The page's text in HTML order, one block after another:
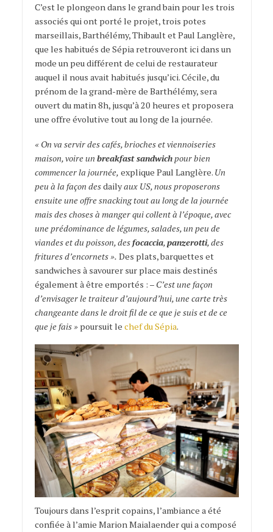
C’est le plongeon dans le grand bain pour les trois
associés qui ont porté le projet, trois potes
marseillais, Barthélémy, Thibault et Paul Langlère,
que les habitués de Sépia retrouveront ici dans un
mode un peu différent de celui de restaurateur
auquel il nous avait habitués jusqu’ici. Cécile, du
prénom de la grand-mère de Barthélémy, sera
ouvert du matin 8h, jusqu’à 20 heures et proposera
une offre évolutive tout au long de la journée.
« On va servir des cafés, brioches et viennoiseries
maison, voire un breakfast sandwichpour bien
commencer la journée, explique Paul Langlère. Un
peu à la façon desdailyaux US, nous proposerons
ensuite une offre snacking tout au long de la journée
mais des choses à manger qui collent à l’époque, avec
une prédominance de légumes, salades, un peu de
viandes et du poisson, desfocaccia,panzerotti, des
fritures d’encornets ». Des plats, barquettes et
sandwiches à savourer sur place mais destinés
également à être emportés : – C’est une façon
d’envisager le traiteur d’aujourd’hui, une carte très
changeante dans le droit fil de ce que je suis et de ce
que je fais »poursuit le chef du Sépia.
Toujours dans l’esprit copains, l’ambiance a été
confiée à l’amie Marion Maialaender qui a composé